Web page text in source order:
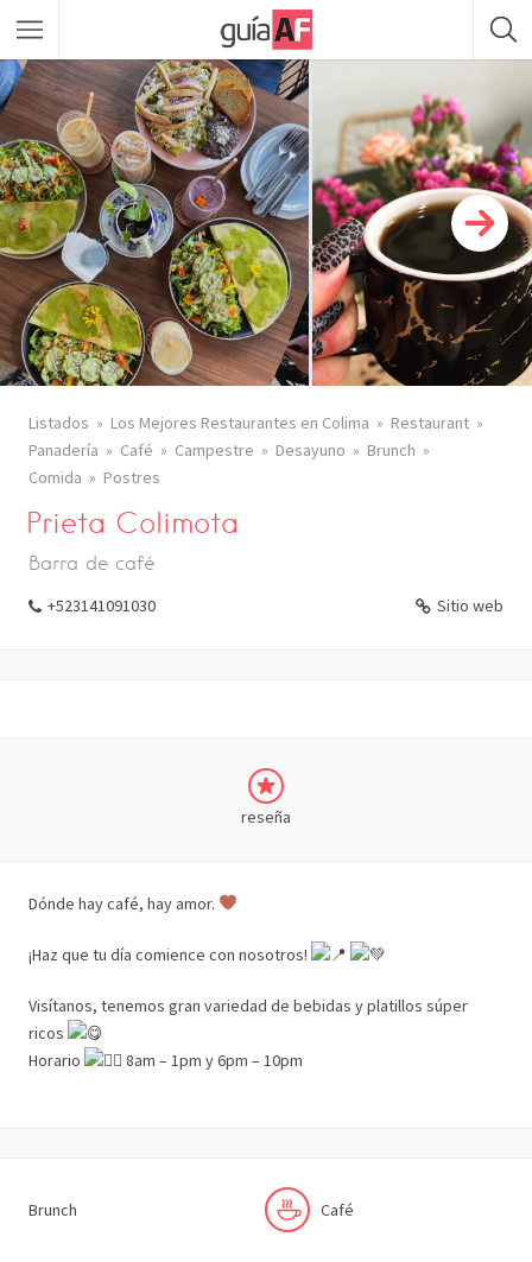
Listados Los Mejores Restaurantes en Colima
Restaurant
Panadería
Café Campestre Desayuno
Brunch
Comida
Postres
Prieta Colimota
Barra de café
+523141091030 Sitio web
reseña
Dónde hay café, hay amor.
¡Haz que tu día comience con nosotros!
Visítanos, tenemos gran variedad de bebidas y platillos súper
ricos
Horario
8am – 1pm y 6pm – 10pm
Brunch Café